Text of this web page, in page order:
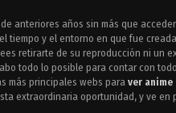
anteriores años sin más que
tiempo y el entorno en que fue
retirarte de su reproducción ni un
todo lo posible para contar con
más principales webs paraver
extraordinaria oportunidad, y ve